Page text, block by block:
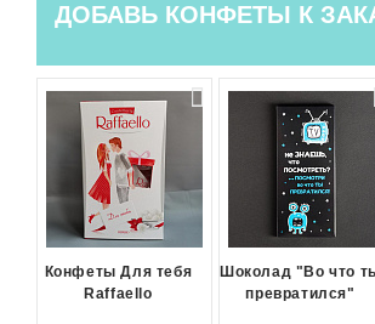
ДОБАВЬ КОНФЕТЫ К
Конфеты Для тебя
Raffaello
Шоколад "Во что
превратился"